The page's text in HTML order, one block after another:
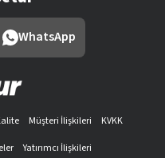
WhatsApp
Müşteri İlişkileri
KVKK
Yatırımcı İlişkileri